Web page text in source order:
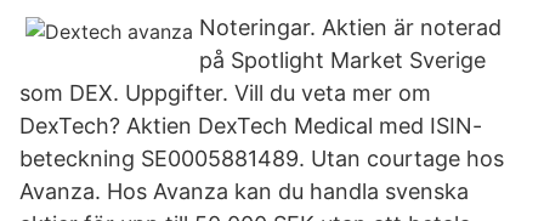
Noteringar. Aktien är noterad
på Spotlight Market Sverige
som DEX. Uppgifter. Vill du veta mer om
DexTech? Aktien DexTech Medical med ISIN-
beteckning SE0005881489. Utan courtage hos
Avanza. Hos Avanza kan du handla svenska